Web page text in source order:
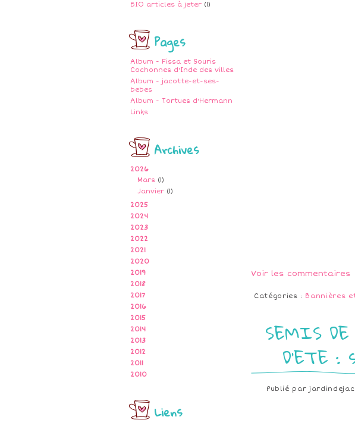
BIO articles à jeter (1)
Pages
Album - Fissa et Souris
Cochonnes d'Inde des villes
Album - jacotte-et-ses-
bebes
Album - Tortues d'Hermann
Links
Archives
2026
Mars (1)
Janvier (1)
2025
2024
2023
2022
2021
2020
2019
2018
2017
2016
2015
2014
2013
2012
2011
2010
Liens
Voir les commentaires
Catégories : Bannières
SEMIS
D'ETE :
Publié par